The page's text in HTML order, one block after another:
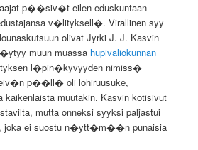
p��siv�t eilen eduskuntaan
v�lityksell�. Virallinen syy
olivat Jyrki J. J. Kasvin
muun muassa hupivaliokunnan
l�pin�kyvyyden nimiss�
p��ll� oli lohiruusuke,
muutakin. Kasvin kotisivut
mutta onneksi syyksi paljastui
joka ei suostu n�ytt�m��n punaisia